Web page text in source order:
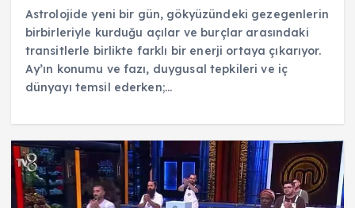
Astrolojide yeni bir gün, gökyüzündeki gezegenlerin
birbirleriyle kurduğu açılar ve burçlar arasındaki
transitlerle birlikte farklı bir enerji ortaya çıkarıyor.
Ay’ın konumu ve fazı, duygusal tepkileri ve iç
dünyayı temsil ederken;…